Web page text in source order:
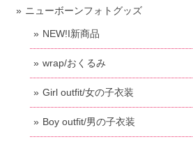
ニューボーンフォトグッズ
NEW!I新商品
wrap/おくるみ
Girl outfit/女の子衣装
Boy outfit/男の子衣装